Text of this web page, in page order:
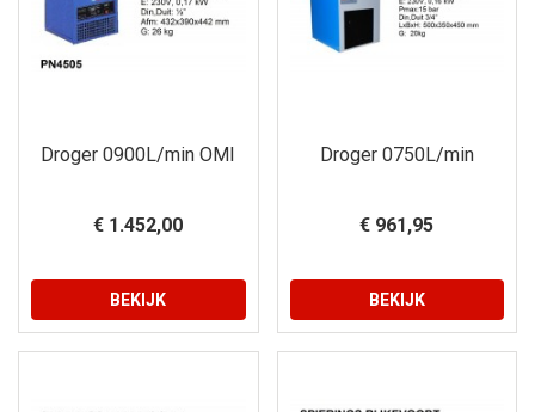
Droger 0900L/min OMI
€ 1.452,00
BEKIJK
Droger 0750L/min
€ 961,95
BEKIJK